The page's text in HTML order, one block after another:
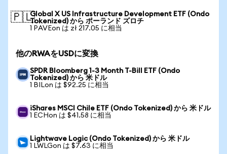
🇵🇱Global X US Infrastructure Development ETF (Ondo
Tokenized) から ポーランド ズロチ
1 PAVEon は zł 217.05 に相当
他のRWAをUSDに変換
SPDR Bloomberg 1-3 Month T-Bill ETF (Ondo
Tokenized) から 米ドル
1 BILon は $92.25 に相当
iShares MSCI Chile ETF (Ondo Tokenized) から 米ドル
1 ECHon は $41.58 に相当
Lightwave Logic (Ondo Tokenized) から 米ドル
1 LWLGon は $7.63 に相当